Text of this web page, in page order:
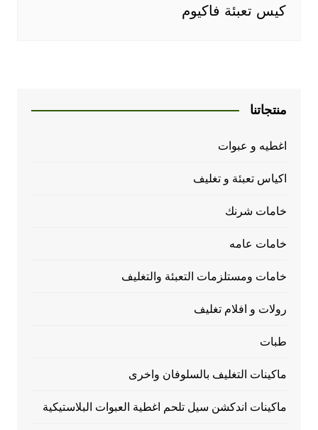
كيس تعبئة فاكيوم
منتجاتنا
اغطيه و عبوات
اكياس تعبئة و تغليف
خامات شرنك
خامات عامه
خامات ومستلزمات التعبئة والتغليف
رولات و افلام تغليف
طبات
ماكينات التغليف بالسلوفان واخرى
ماكينات اندكشن سيل تلحم اغطية العبوات البلاستيكية